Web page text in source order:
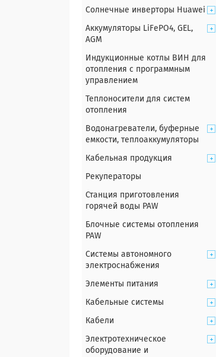
Солнечные инверторы Huawei
Аккумуляторы LiFePO4, GEL,
AGM
Индукционные котлы ВИН для
отопления с программным
управлением
Теплоносители для систем
отопления
Водонагреватели, буферные
емкости, теплоаккумуляторы
Кабельная продукция
Рекуператоры
Станция приготовления
горячей воды PAW
Блочные системы отопления
PAW
Системы автономного
электроснабжения
Элементы питания
Кабельные системы
Кабели
Электротехническое
оборудование и